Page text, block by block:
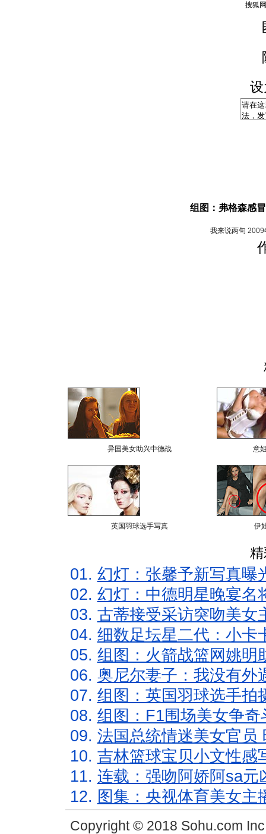
组图：弗格森感
我来说两句 2009
异国美女助兴中德战 意
英国羽球选手写真 伊
01. 幻灯：张馨予新写真曝
02. 幻灯：中德明星晚宴名
03. 古蒂接受采访突吻美女
04. 细数足坛星二代：小卡
05. 组图：火箭战篮网姚明
06. 奥尼尔妻子：我没有外
07. 组图：英国羽球选手拍
08. 组图：F1围场美女争
09. 法国总统情迷美女官员
10. 吉林篮球宝贝小文性感
11. 连载：强吻阿娇阿sa元
12. 图集：央视体育美女主
Copyright © 2018 Sohu.com